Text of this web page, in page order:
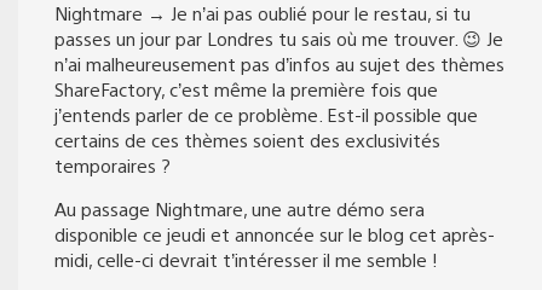
Nightmare → Je n’ai pas oublié pour le restau, si tu
passes un jour par Londres tu sais où me trouver. 😉 Je
n’ai malheureusement pas d’infos au sujet des thèmes
ShareFactory, c’est même la première fois que
j’entends parler de ce problème. Est-il possible que
certains de ces thèmes soient des exclusivités
temporaires ?
Au passage Nightmare, une autre démo sera
disponible ce jeudi et annoncée sur le blog cet après-
midi, celle-ci devrait t’intéresser il me semble !